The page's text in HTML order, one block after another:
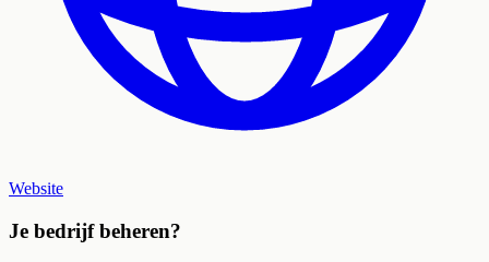
Website
Je bedrijf beheren?